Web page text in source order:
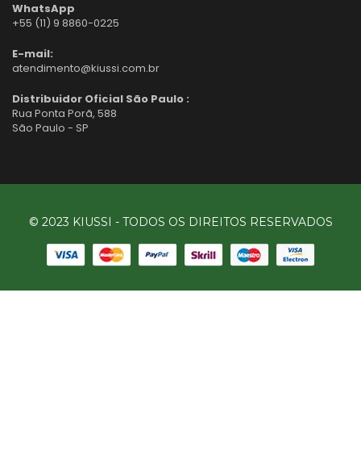
WhatsApp
+55 (11) 9 8860-0225
E-mail:
atendimento@kiussi.com.br
Distribuidor Oficial São Paulo :
Rua Ponta Porã, 588
São Paulo - SP
© 2023 KIUSSI - TODOS OS DIREITOS RESERVADOS